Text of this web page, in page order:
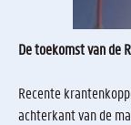
De toekomst van de
Recente
achterkant van de